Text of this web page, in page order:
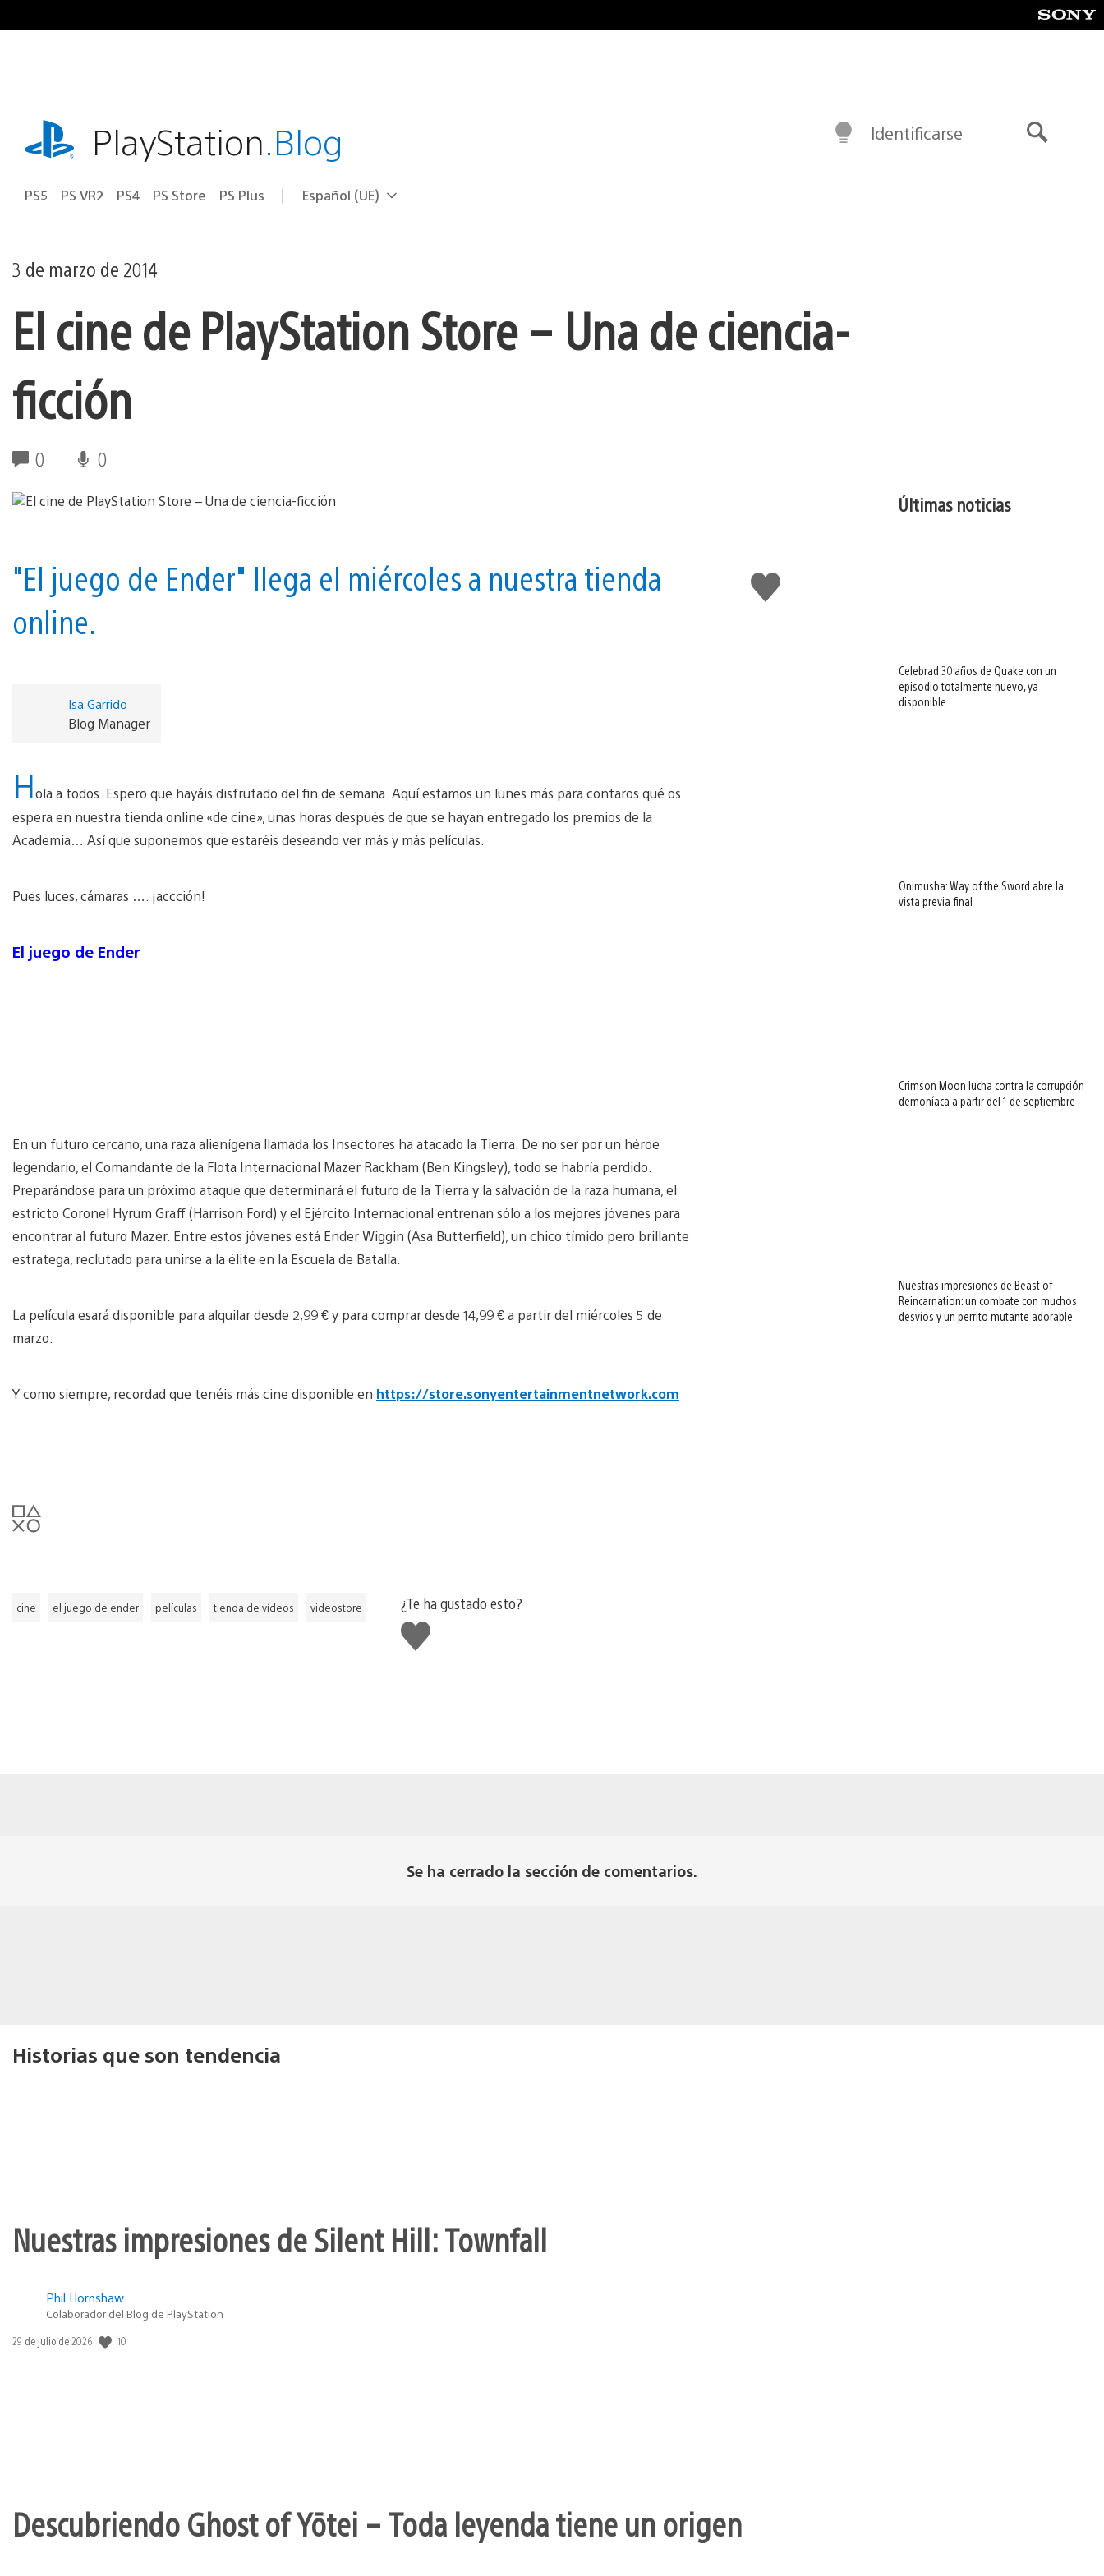
al
playstation.comPlayStation.Blog
PS5 PS VR2 PS4 PS Store PS Plus Selecciona
Región
Español (UE)
Identificarse
3 de marzo de 2014
El cine de PlayStation Store – Una de ciencia-
ficción
0 0
Me
gusta
"El juego de Ender" llega el miércoles a nuestra tienda
online.
Isa Garrido
Blog Manager
Hola a todos. Espero que hayáis disfrutado del fin de semana. Aquí estamos un lunes más para contaros qué os
espera en nuestra tienda online «de cine», unas horas después de que se hayan entregado los premios de la
Academia… Así que suponemos que estaréis deseando ver más y más películas.
Pues luces, cámaras …. ¡accción!
El juego de Ender
En un futuro cercano, una raza alienígena llamada los Insectores ha atacado la Tierra. De no ser por un héroe
legendario, el Comandante de la Flota Internacional Mazer Rackham (Ben Kingsley), todo se habría perdido.
Preparándose para un próximo ataque que determinará el futuro de la Tierra y la salvación de la raza humana, el
estricto Coronel Hyrum Graff (Harrison Ford) y el Ejército Internacional entrenan sólo a los mejores jóvenes para
encontrar al futuro Mazer. Entre estos jóvenes está Ender Wiggin (Asa Butterfield), un chico tímido pero brillante
estratega, reclutado para unirse a la élite en la Escuela de Batalla.
La película esará disponible para alquilar desde 2,99 € y para comprar desde 14,99 € a partir del miércoles 5 de
marzo.
Y como siempre, recordad que tenéis más cine disponible en https://store.sonyentertainmentnetwork.com
cine el juego de ender películas tienda de vídeos videostore
¿Te ha gustado esto?
Me
gusta
Últimas noticias
Celebrad 30 años de Quake con un
episodio totalmente nuevo, ya
disponible
Onimusha: Way of the Sword abre la
vista previa final
Crimson Moon lucha contra la corrupción
demoníaca a partir del 1 de septiembre
Nuestras impresiones de Beast of
Reincarnation: un combate con muchos
desvíos y un perrito mutante adorable
Se ha cerrado la sección de comentarios.
Historias que son tendencia
Nuestras impresiones de Silent Hill: Townfall
Phil Hornshaw
Colaborador del Blog de PlayStation
Fecha
29 de julio de 2026 10
Descubriendo Ghost of Yōtei – Toda leyenda tiene un origen